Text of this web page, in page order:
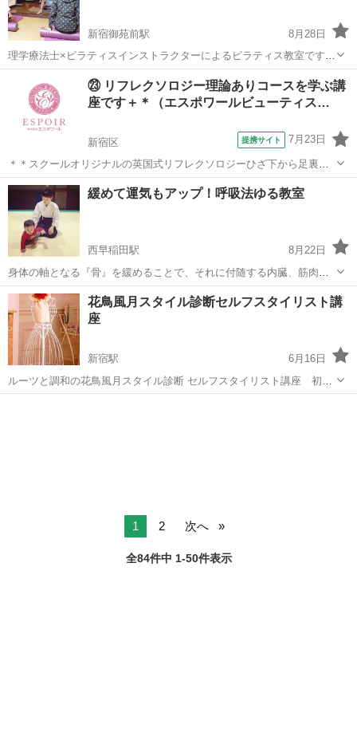
新宿御苑前駅
8月28日
理学療法士×ピラティスインストラクターによるピラティス教室です☆
その場で、お腹からヒップライン、背中までシェイプアップができる
レッスンです♪ その他に、こんな方におすすめ！ □肩こり・腰痛に悩
んでいる。 □...
新宿区 新宿御苑前駅 その他 ピラティス
㉓ リフレクソロジー理論ありコースを学ぶ講
座です＋＊（エスポワールビューティス…
新宿区 提携サイト 7月23日
＊＊スクールオリジナルの英国式リフレクソロジーひざ下から足裏ま
でのトリートメント＊＊ リフレクソロジーとは？ リフレクソロジー
（Reflexology）は、リフレックス（reflex）＝反射と、ロジー（logy）
＝学問を組...
東京 新宿区 その他
緩めて運気もアップ！呼吸法ゆる教室
西早稲田駅
8月22日
身体の軸となる『骨』を緩めることで、それに付随する内臓、筋肉を
緩め、身体を緩めることによって、自分自身を取り戻します。 また普
段意識して行うことのない『呼吸法』を意識と呼吸をコントロールす
東京 新宿区 西早稲田駅 その他
花鳥風月スタイル診断セルフスタイリスト講
座
新宿駅
6月16日
ルーツと調和の花鳥風月スタイル診断 セルフスタイリスト講座 初
級 を開催します。 ☆自分が自分の最高のスタイリスト☆ 初級 基本
1 2 次へ
全84件中 1-50件表示